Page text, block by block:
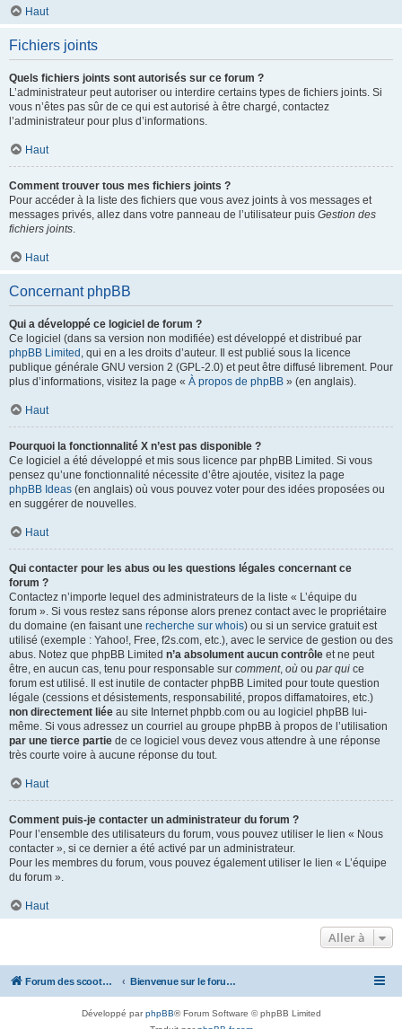
Haut
Fichiers joints
Quels fichiers joints sont autorisés sur ce forum ?
L’administrateur peut autoriser ou interdire certains types de fichiers joints. Si
vous n’êtes pas sûr de ce qui est autorisé à être chargé, contactez
l’administrateur pour plus d’informations.
Haut
Comment trouver tous mes fichiers joints ?
Pour accéder à la liste des fichiers que vous avez joints à vos messages et
messages privés, allez dans votre panneau de l’utilisateur puis Gestion des
fichiers joints.
Haut
Concernant phpBB
Qui a développé ce logiciel de forum ?
Ce logiciel (dans sa version non modifiée) est développé et distribué par
phpBB Limited , qui en a les droits d’auteur. Il est publié sous la licence
publique générale GNU version 2 (GPL-2.0) et peut être diffusé librement. Pour
plus d’informations, visitez la page « À propos de phpBB » (en anglais).
Haut
Pourquoi la fonctionnalité X n’est pas disponible ?
Ce logiciel a été développé et mis sous licence par phpBB Limited. Si vous
pensez qu’une fonctionnalité nécessite d’être ajoutée, visitez la page
phpBB Ideas (en anglais) où vous pouvez voter pour des idées proposées ou
en suggérer de nouvelles.
Haut
Qui contacter pour les abus ou les questions légales concernant ce
forum ?
Contactez n’importe lequel des administrateurs de la liste « L’équipe du
forum ». Si vous restez sans réponse alors prenez contact avec le propriétaire
du domaine (en faisant une recherche sur whois) ou si un service gratuit est
utilisé (exemple : Yahoo!, Free, f2s.com, etc.), avec le service de gestion ou des
abus. Notez que phpBB Limited n’a absolument aucun contrôle et ne peut
être, en aucun cas, tenu pour responsable sur comment, où ou par qui ce
forum est utilisé. Il est inutile de contacter phpBB Limited pour toute question
légale (cessions et désistements, responsabilité, propos diffamatoires, etc.)
non directement liée au site Internet phpbb.com ou au logiciel phpBB lui-
même. Si vous adressez un courriel au groupe phpBB à propos de l’utilisation
par une tierce partie de ce logiciel vous devez vous attendre à une réponse
très courte voire à aucune réponse du tout.
Haut
Comment puis-je contacter un administrateur du forum ?
Pour l’ensemble des utilisateurs du forum, vous pouvez utiliser le lien « Nous
contacter », si ce dernier a été activé par un administrateur.
Pour les membres du forum, vous pouvez également utiliser le lien « L’équipe
du forum ».
Haut
Aller à
Forum des scooters SYM - GTS -MAXSYM - CRUISYM - JOYMAX - Maxsym TL Bienvenue sur le forum des scooters de la gamme SYM
Développé parphpBB® Forum Software © phpBB Limited